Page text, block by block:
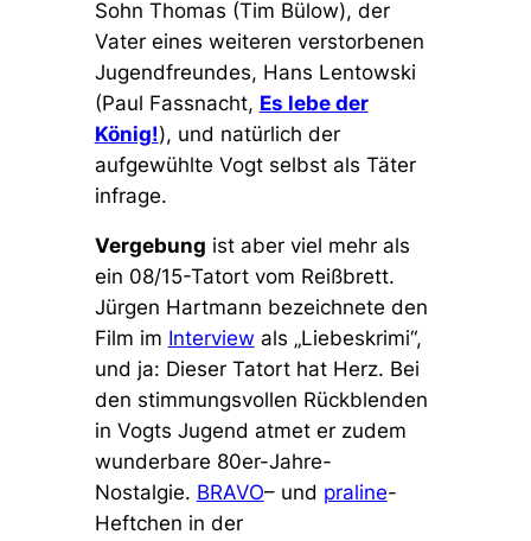
Sohn Thomas (Tim Bülow), der
Vater eines weiteren verstorbenen
Jugendfreundes, Hans Lentowski
(Paul Fassnacht, Es lebe der
König!), und natürlich der
aufgewühlte Vogt selbst als Täter
infrage.
Vergebung ist aber viel mehr als
ein 08/15-Tatort vom Reißbrett.
Jürgen Hartmann bezeichnete den
Film im Interview als „Liebeskrimi“,
und ja: Dieser Tatort hat Herz. Bei
den stimmungsvollen Rückblenden
in Vogts Jugend atmet er zudem
wunderbare 80er-Jahre-
Nostalgie. BRAVO– und praline-
Heftchen in der